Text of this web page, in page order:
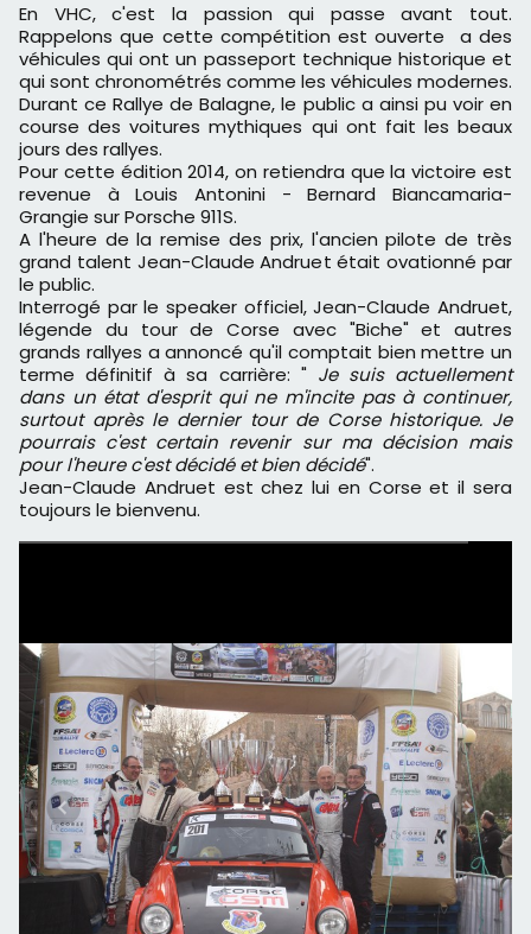
En VHC, c'est la passion qui passe avant tout.
Rappelons que cette compétition est ouverte a des
véhicules qui ont un passeport technique historique et
qui sont chronométrés comme les véhicules modernes.
Durant ce Rallye de Balagne, le public a ainsi pu voir en
course des voitures mythiques qui ont fait les beaux
jours des rallyes.
Pour cette édition 2014, on retiendra que la victoire est
revenue à Louis Antonini - Bernard Biancamaria-
Grangie sur Porsche 911S.
A l'heure de la remise des prix, l'ancien pilote de très
grand talent Jean-Claude Andruet était ovationné par
le public.
Interrogé par le speaker officiel, Jean-Claude Andruet,
légende du tour de Corse avec "Biche" et autres
grands rallyes a annoncé qu'il comptait bien mettre un
terme définitif à sa carrière: " Je suis actuellement
dans un état d'esprit qui ne m'incite pas à continuer,
surtout après le dernier tour de Corse historique. Je
pourrais c'est certain revenir sur ma décision mais
pour l'heure c'est décidé et bien décidé".
Jean-Claude Andruet est chez lui en Corse et il sera
toujours le bienvenu.